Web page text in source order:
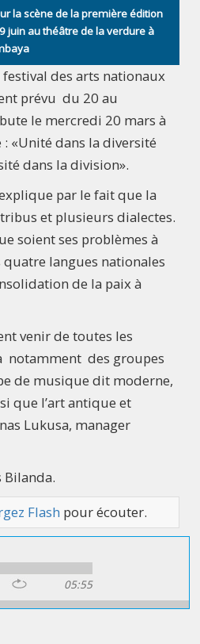
la scène de la première édition
juin au théâtre de la verdure à
des arts nationaux
prévu du 20 au
le mercredi 20 mars à
: «Unité dans la diversité
dans la division».
par le fait que la
et plusieurs dialectes.
soient ses problèmes à
langues nationales
de la paix à
venir de toutes les
notamment des groupes
de musique dit moderne,
que l’art antique et
Lukusa, manager
Bilanda.
Flash pour écouter.
05:55